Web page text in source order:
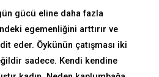
gücü eline daha fazla
egemenliğini arttırır ve
eder. Öykünün çatışması iki
sadece. Kendi kendine